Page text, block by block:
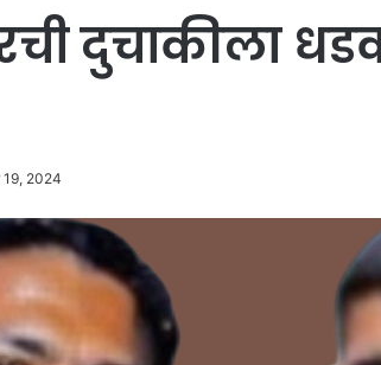
दुचाकीला धडक
2024